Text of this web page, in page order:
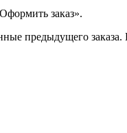
заказ».
предыдущего заказа.